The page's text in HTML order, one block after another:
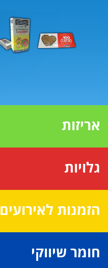
אריזות
גלויות
הזמנות לאירועים
חומר שיווקי